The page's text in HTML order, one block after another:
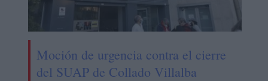
Moción de urgencia contra el cierre
del SUAP de Collado Villalba